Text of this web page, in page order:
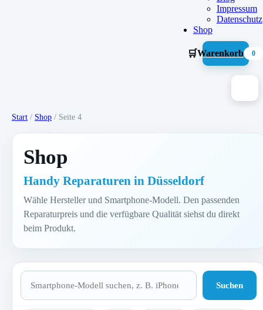
Impressum
Datenschutz
Shop
🛒Warenkorb 0
Start / Shop / Seite 4
Shop
Handy Reparaturen in Düsseldorf
Wähle Hersteller und Smartphone-Modell. Den passenden
Reparaturpreis und die verfügbare Qualität siehst du direkt
beim Produkt.
Suchen